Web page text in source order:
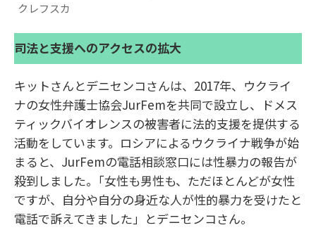
クレフスカ
司法と支援へのアクセスの拡大
キットさんとデニセンコさんは、2017年、ウクライ
ナの女性弁護士協会JurFemを共同で設立し、ドメス
ティックバイオレンスの被害者に法的支援を提供する
活動をしています。ロシアによるウクライナ戦争が始
まると、JurFemの電話相談窓口には性暴力の報告が
殺到しました。｢女性も男性も、ただほとんどが女性
ですが、自分や自分の身近な人が性的暴力を受けたと
電話で訴えてきました」とデニセンコさん。